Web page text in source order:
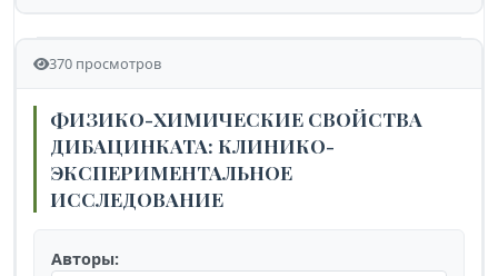
370 просмотров
ФИЗИКО-ХИМИЧЕСКИЕ СВОЙСТВА
ДИБАЦИНКАТА: КЛИНИКО-
ЭКСПЕРИМЕНТАЛЬНОЕ
ИССЛЕДОВАНИЕ
Авторы: